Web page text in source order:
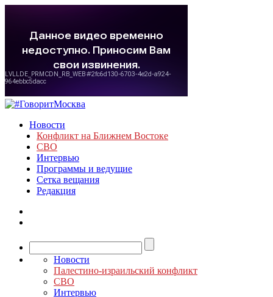
Новости
Конфликт на Ближнем Востоке
СВО
Интервью
Программы и ведущие
Сетка вещания
Редакция
Новости
Палестино-израильский конфликт
СВО
Интервью